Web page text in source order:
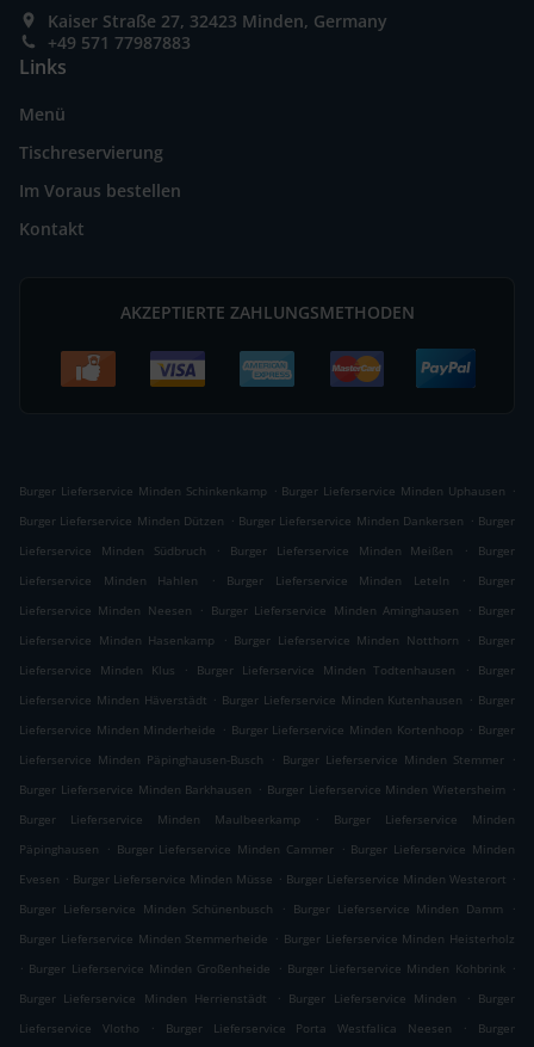
Kaiser Straße 27, 32423 Minden, Germany
+49 571 77987883
Links
Menü
Tischreservierung
Im Voraus bestellen
Kontakt
AKZEPTIERTE ZAHLUNGSMETHODEN
Burger Lieferservice Minden Schinkenkamp . Burger Lieferservice Minden Uphausen .
Burger Lieferservice Minden Dützen . Burger Lieferservice Minden Dankersen . Burger
Lieferservice Minden Südbruch
. Burger Lieferservice Minden Meißen .
Burger
Lieferservice Minden Hahlen
. Burger Lieferservice Minden Leteln .
Burger
Lieferservice Minden Neesen
. Burger Lieferservice Minden Aminghausen . Burger
Lieferservice Minden Hasenkamp
. Burger Lieferservice Minden Notthorn . Burger
Lieferservice Minden Klus
. Burger Lieferservice Minden Todtenhausen .
Burger
Lieferservice Minden Häverstädt . Burger Lieferservice Minden Kutenhausen . Burger
Lieferservice Minden Minderheide . Burger Lieferservice Minden Kortenhoop . Burger
Lieferservice Minden Päpinghausen-Busch
. Burger Lieferservice Minden Stemmer .
Burger Lieferservice Minden Barkhausen . Burger Lieferservice Minden Wietersheim .
Burger Lieferservice Minden Maulbeerkamp
.
Burger Lieferservice Minden
Päpinghausen
. Burger Lieferservice Minden Cammer . Burger Lieferservice Minden
Evesen . Burger Lieferservice Minden Müsse . Burger Lieferservice Minden Westerort .
Burger Lieferservice Minden Schünenbusch
. Burger Lieferservice Minden Damm
.
Burger Lieferservice Minden Stemmerheide . Burger Lieferservice Minden Heisterholz
. Burger Lieferservice Minden Großenheide . Burger Lieferservice Minden Kohbrink .
Burger Lieferservice Minden Herrienstädt
. Burger Lieferservice Minden . Burger
Lieferservice Vlotho
. Burger Lieferservice Porta Westfalica Neesen .
Burger